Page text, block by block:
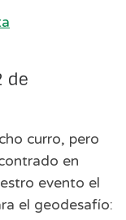
de
curro, pero
en
evento el
el geodesafío: